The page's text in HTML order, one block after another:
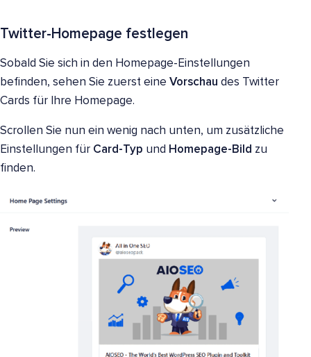
Twitter-Homepage festlegen
Sobald Sie sich in den Homepage-Einstellungen
befinden, sehen Sie zuerst eine Vorschau des Twitter
Cards für Ihre Homepage.
Scrollen Sie nun ein wenig nach unten, um zusätzliche
Einstellungen für Card-Typ und Homepage-Bild zu
finden.